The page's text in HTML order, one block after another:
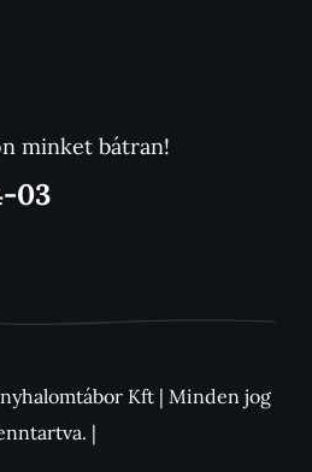
minket bátran!
03
Kft | Minden jog
|